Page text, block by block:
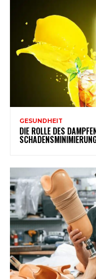
GESUNDHEIT
DIE ROLLE DES